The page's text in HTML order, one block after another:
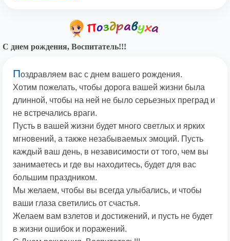
С днем рождения, Воспитатель!!!
Поздравляем вас с днем вашего рождения.
Хотим пожелать, чтобы дорога вашей жизни была
длинной, чтобы на ней не было серьезных преград и
не встречались враги.
Пусть в вашей жизни будет много светлых и ярких
мгновений, а также незабываемых эмоций. Пусть
каждый ваш день, в независимости от того, чем вы
занимаетесь и где вы находитесь, будет для вас
большим праздником.
Мы желаем, чтобы вы всегда улыбались, и чтобы
ваши глаза светились от счастья.
Желаем вам взлетов и достижений, и пусть не будет
в жизни ошибок и поражений.